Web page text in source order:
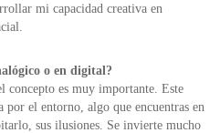
mi capacidad creativa en
o en digital?
concepto es muy importante. Este
por el entorno, algo que encuentras en
sus ilusiones. Se invierte mucho